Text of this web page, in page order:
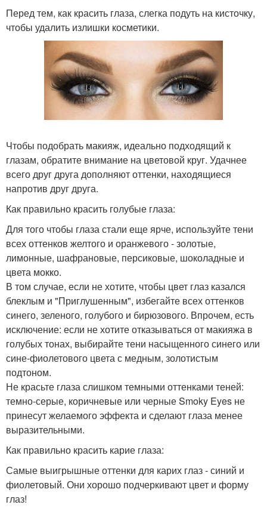
Перед тем, как красить глаза, слегка подуть на кисточку,
чтобы удалить излишки косметики.
Чтобы подобрать макияж, идеально подходящий к
глазам, обратите внимание на цветовой круг. Удачнее
всего друг друга дополняют оттенки, находящиеся
напротив друг друга.
Как правильно красить голубые глаза:
Для того чтобы глаза стали еще ярче, используйте тени
всех оттенков желтого и оранжевого - золотые,
лимонные, шафрановые, персиковые, шоколадные и
цвета мокко.
В том случае, если не хотите, чтобы цвет глаз казался
блеклым и "Приглушенным", избегайте всех оттенков
синего, зеленого, голубого и бирюзового. Впрочем, есть
исключение: если не хотите отказываться от макияжа в
голубых тонах, выбирайте тени насыщенного синего или
сине-фиолетового цвета с медным, золотистым
подтоном.
Не красьте глаза слишком темными оттенками теней:
темно-серые, коричневые или черные Smoky Eyes не
принесут желаемого эффекта и сделают глаза менее
выразительными.
Как правильно красить карие глаза:
Самые выигрышные оттенки для карих глаз - синий и
фиолетовый. Они хорошо подчеркивают цвет и форму
глаз!